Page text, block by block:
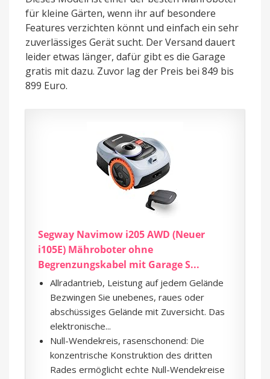
für kleine Gärten, wenn ihr auf besondere
Features verzichten könnt und einfach ein sehr
zuverlässiges Gerät sucht. Der Versand dauert
leider etwas länger, dafür gibt es die Garage
gratis mit dazu. Zuvor lag der Preis bei 849 bis
899 Euro.
Segway Navimow i205 AWD (Neuer
i105E) Mähroboter ohne
Begrenzungskabel mit Garage S...
Allradantrieb, Leistung auf jedem Gelände
Bezwingen Sie unebenes, raues oder
abschüssiges Gelände mit Zuversicht. Das
elektronische...
Null-Wendekreis, rasenschonend: Die
konzentrische Konstruktion des dritten
Rades ermöglicht echte Null-Wendekreise